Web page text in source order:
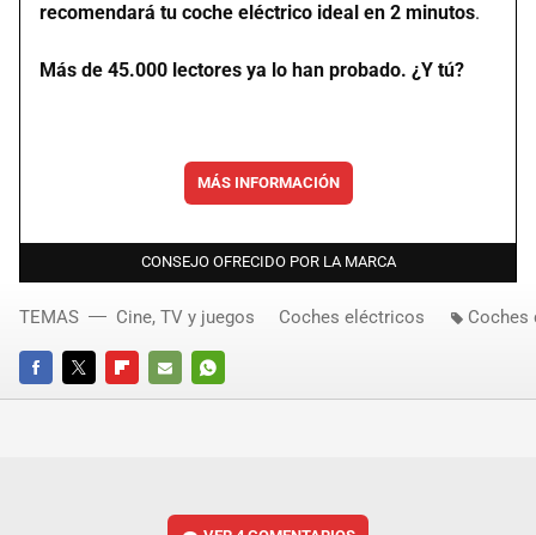
recomendará tu coche eléctrico ideal en 2 minutos.
Más de 45.000 lectores ya lo han probado. ¿Y tú?
MÁS INFORMACIÓN
CONSEJO OFRECIDO POR LA MARCA
FACEBOOKTWITTERFLIPBOARD
E-
WHATSAPP
TEMAS Cine, TV y juegos Coches eléctricos Coches